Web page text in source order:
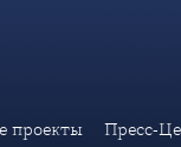
проекты Пресс-
энергетическая